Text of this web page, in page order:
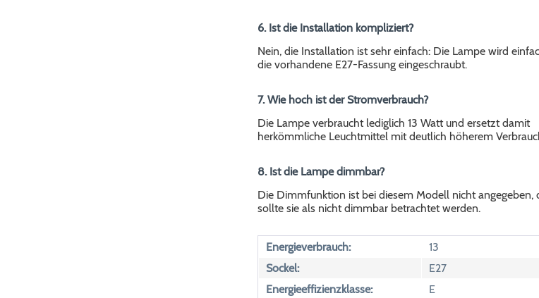
6. Ist die Installation kompliziert?
Nein, die Installation ist sehr einfach: Die Lampe wird
die vorhandene E27-Fassung eingeschraubt.
7. Wie hoch ist der Stromverbrauch?
Die Lampe verbraucht lediglich 13 Watt und ersetzt damit
herkömmliche Leuchtmittel mit deutlich höherem
8. Ist die Lampe dimmbar?
Die Dimmfunktion ist bei diesem Modell nicht angegeben,
sollte sie als nicht dimmbar betrachtet werden.
Energieverbrauch:
13
Sockel:
E27
Energieeffizienzklasse:
E